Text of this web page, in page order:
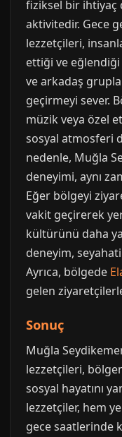
fiziksel bir ihtiyaç
aktivitedir. Gece
lezzetçileri,
ettiği ve
ve arkadaş
geçirmeyi sever.
müzik veya özel
sosyal atmosferi
nedenle, Muğla
deneyimi, aynı
Eğer bölgeyi
vakit geçirerek
kültürünü daha
deneyim,
Ayrıca, bölgede
gelen
Sonuç
Muğla
lezzetçileri,
sosyal hayatını
lezzetçiler, hem
gece saatlerinde